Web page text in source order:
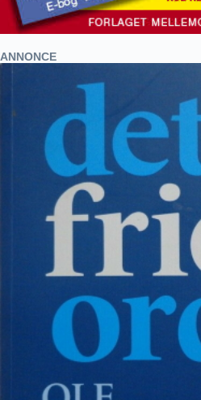
ANNONCE